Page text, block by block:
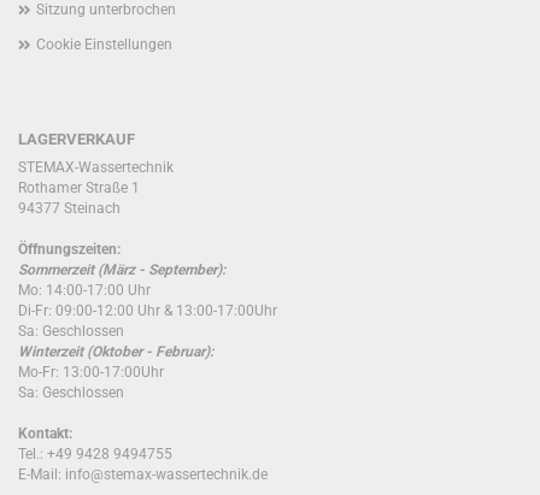
Sitzung unterbrochen
Cookie Einstellungen
LAGERVERKAUF
STEMAX-Wassertechnik
Rothamer Straße 1
94377 Steinach
Öffnungszeiten:
Sommerzeit (März - September):
Mo: 14:00-17:00 Uhr
Di-Fr: 09:00-12:00 Uhr & 13:00-17:00Uhr
Sa: Geschlossen
Winterzeit (Oktober - Februar):
Mo-Fr: 13:00-17:00Uhr
Sa: Geschlossen
Kontakt:
Tel.: +49 9428 9494755
E-Mail: info@stemax-wassertechnik.de